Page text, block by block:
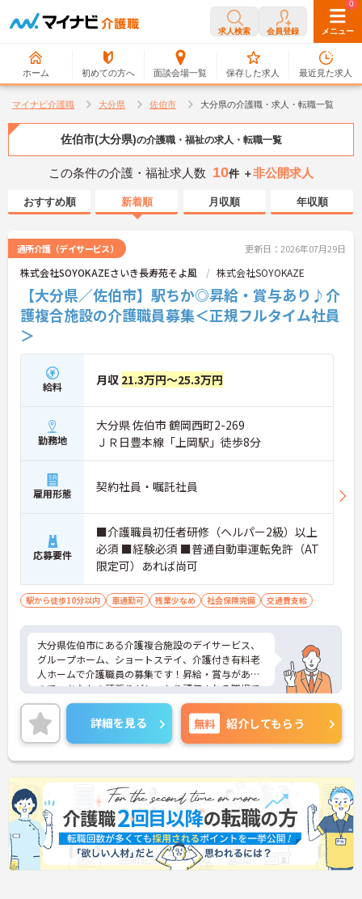
求人検索 会員登録 メニュー
ホーム 初めての方へ 面談会場一覧
0
保存した求人
0
最近見た求人
マイナビ介護職 大分県 佐伯市 大分県の介護職・求人・転職一覧
佐伯市(大分県)の介護職・福祉の求人・転職一覧
この条件の介護・福祉求人数 10件 ＋非公開求人
おすすめ順 新着順 月収順 年収順
通所介護（デイサービス） 更新日：2026年07月29日
株式会社SOYOKAZEさいき長寿苑そよ風 株式会社SOYOKAZE
【大分県／佐伯市】駅ちか◎昇給・賞与あり♪介
護複合施設の介護職員募集＜正規フルタイム社員
＞
給料 月収 21.3万円～25.3万円
勤務地
大分県 佐伯市 鶴岡西町2-269
ＪＲ日豊本線「上岡駅」徒歩8分
雇用形態 契約社員・嘱託社員
応募要件
■介護職員初任者研修（ヘルパー2級）以上
必須 ■経験必須 ■普通自動車運転免許（AT
限定可）あれば尚可
駅から徒歩10分以内 車通勤可 残業少なめ 社会保険完備 交通費支給
大分県佐伯市にある介護複合施設のデイサービス、
グループホーム、ショートステイ、介護付き有料老
人ホームで介護職員の募集です！昇給・賞与がある
ので、あなたの頑張りがしっかり評価される職場で
す♪昼食補助があるのもうれしいポイント◎ご興味
のある方は、面接ポイントをお伝えしますので、お
気軽にご連絡ください。
詳細を見る 無料 紹介してもらう